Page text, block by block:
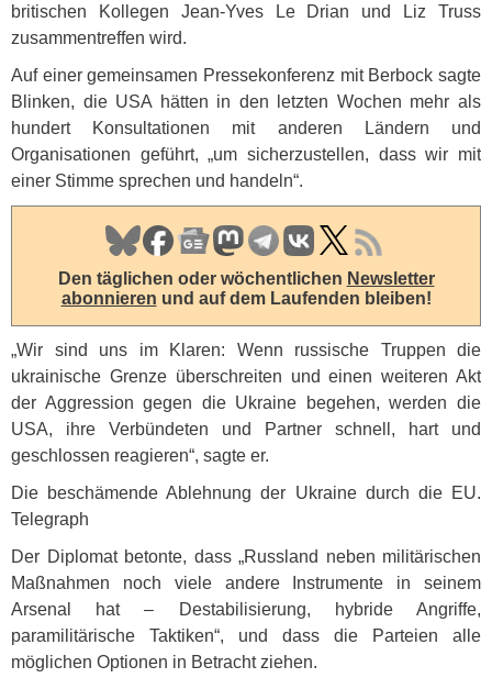
britischen Kollegen Jean-Yves Le Drian und Liz Truss
zusammentreffen wird.
Auf einer gemeinsamen Pressekonferenz mit Berbock sagte
Blinken, die USA hätten in den letzten Wochen mehr als
hundert Konsultationen mit anderen Ländern und
Organisationen geführt, „um sicherzustellen, dass wir mit
einer Stimme sprechen und handeln“.
Den täglichen oder wöchentlichen Newsletter
abonnieren und auf dem Laufenden bleiben!
„Wir sind uns im Klaren: Wenn russische Truppen die
ukrainische Grenze überschreiten und einen weiteren Akt
der Aggression gegen die Ukraine begehen, werden die
USA, ihre Verbündeten und Partner schnell, hart und
geschlossen reagieren“, sagte er.
Die beschämende Ablehnung der Ukraine durch die EU.
Telegraph
Der Diplomat betonte, dass „Russland neben militärischen
Maßnahmen noch viele andere Instrumente in seinem
Arsenal hat – Destabilisierung, hybride Angriffe,
paramilitärische Taktiken“, und dass die Parteien alle
möglichen Optionen in Betracht ziehen.